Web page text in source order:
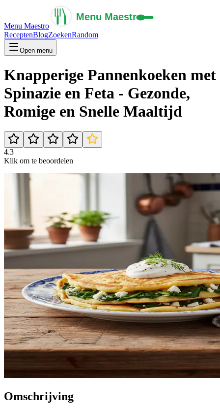
Menu Maestro
ReceptenBlogZoekenRandom
Open menu
Knapperige Pannenkoeken met
Spinazie en Feta - Gezonde,
Romige en Snelle Maaltijd
4.3
Klik om te beoordelen
Omschrijving